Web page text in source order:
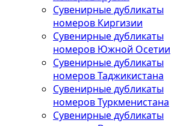
Сувенирные дубликаты
номеров Киргизии
Сувенирные дубликаты
номеров Южной Осетии
Сувенирные дубликаты
номеров Таджикистана
Сувенирные дубликаты
номеров Туркменистана
Сувенирные дубликаты